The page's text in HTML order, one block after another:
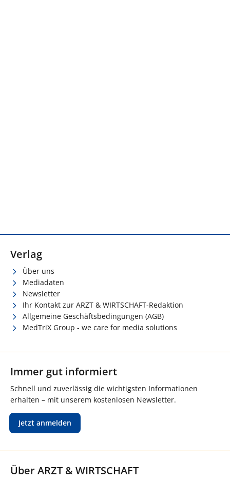
Verlag
Über uns
Mediadaten
Newsletter
Ihr Kontakt zur ARZT & WIRTSCHAFT-Redaktion
Allgemeine Geschäftsbedingungen (AGB)
MedTriX Group - we care for media solutions
Immer gut informiert
Schnell und zuverlässig die wichtigsten Informationen
erhalten – mit unserem kostenlosen Newsletter.
Jetzt anmelden
Über ARZT & WIRTSCHAFT